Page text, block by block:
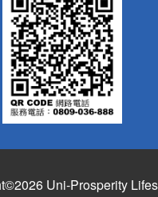
Uni-Prosperity